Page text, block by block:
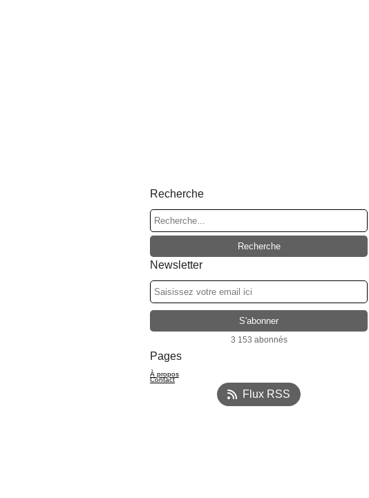
Recherche
Newsletter
3 153 abonnés
Pages
À propos
Contact
Flux RSS